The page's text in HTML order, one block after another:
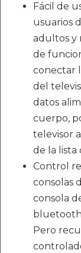
Fácil de
usuarios
adultos y
de
conectar
del
datos
cuerpo,
televisor
de la lista
Control
consolas
consola
bluetooth
Pero